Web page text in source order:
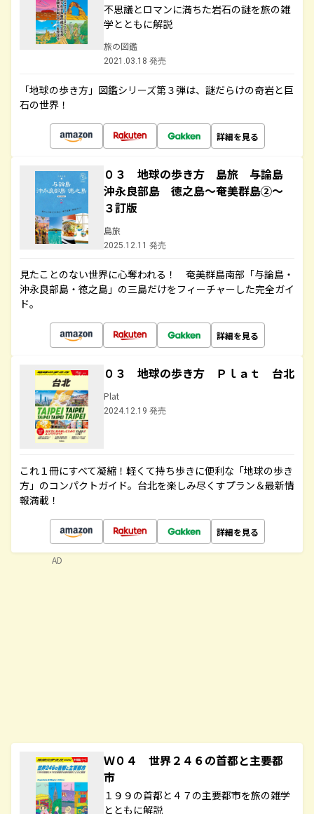
不思議とロマンに満ちた岩石の謎を旅の雑
学とともに解説
旅の図鑑
2021.03.18 発売
「地球の歩き方」図鑑シリーズ第３弾は、謎だらけの奇岩と巨
石の世界！
詳細を見る
０３ 地球の歩き方 島旅 与論島
沖永良部島 徳之島～奄美群島②～
３訂版
島旅
2025.12.11 発売
見たことのない世界に心奪われる！ 奄美群島南部「与論島・
沖永良部島・徳之島」の三島だけをフィーチャーした完全ガイ
ド。
詳細を見る
０３ 地球の歩き方 Ｐｌａｔ 台北
Plat
2024.12.19 発売
これ１冊にすべて凝縮！軽くて持ち歩きに便利な「地球の歩き
方」のコンパクトガイド。台北を楽しみ尽くすプラン＆最新情
報満載！
詳細を見る
Ｗ０４ 世界２４６の首都と主要都
市
１９９の首都と４７の主要都市を旅の雑学
とともに解説
AD